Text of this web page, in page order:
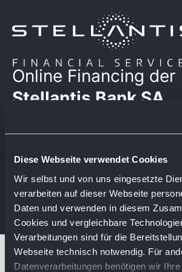
Diese Webseite verwendet Cookies
Wir selbst und von uns eingesetzte
verarbeiten auf dieser Webseite
Daten und verwenden in diesem
Cookies und vergleichbare
Verarbeitungen sind für die
Webseite technisch notwendig. Für
Datenverarbeitungen benötigen wir
Online Financing der
Stellantis Bank SA
Niederlassung
Citroën, DS Automobiles, Fiat, Jeep,
bitten wir Sie, sich ein persönliches
oder, falls vorhanden, sich mit Ihrer E-
Passwort einzuloggen.